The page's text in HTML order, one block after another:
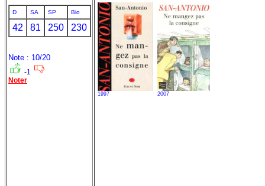
D SA SP Bio
42 81 250 230
Note : 10/20
-1
Noter
1997 2007